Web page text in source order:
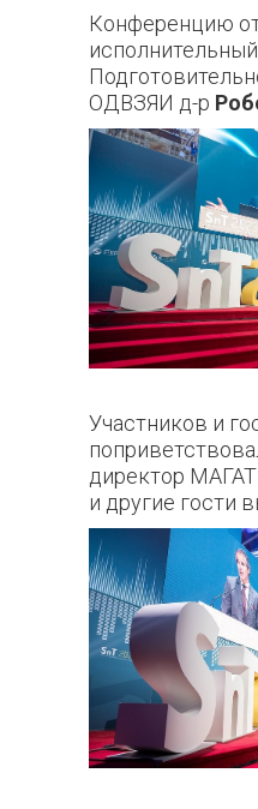
Конференцию
ОДВЗЯИ д-р
Участников и
директор
и другие гости